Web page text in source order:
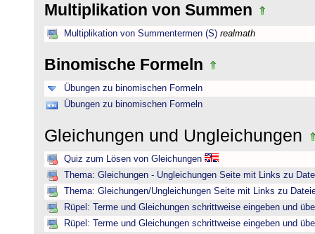
Multiplikation von Summen
Multiplikation von Summentermen (S) realmath
Binomische Formeln
Übungen zu binomischen Formeln
Übungen zu binomischen Formeln
Gleichungen und Ungleichungen
Quiz zum Lösen von Gleichungen
Thema: Gleichungen - Ungleichungen Seite mit Links zu
Thema: Gleichungen/Ungleichungen Seite mit Links zu
Rüpel: Terme und Gleichungen schrittweise eingeben und
Rüpel: Terme und Gleichungen schrittweise eingeben und